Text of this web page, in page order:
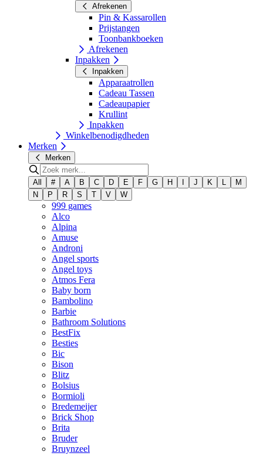
Afrekenen
Pin & Kassarollen
Prijstangen
Toonbankboeken
Afrekenen
Inpakken
Inpakken
Apparaatrollen
Cadeau Tassen
Cadeaupapier
Krullint
Inpakken
Winkelbenodigdheden
Merken
Merken
All # A B C D E F G H J K L
M
N
P R S T V W
999 games
Alco
Alpina
Amuse
Androni
Angel sports
Angel toys
Atmos Fera
Baby born
Bambolino
Barbie
Bathroom Solutions
BestFix
Besties
Bic
Bison
Blitz
Bolsius
Bormioli
Bredemeijer
Brick Shop
Brita
Bruder
Bruynzeel